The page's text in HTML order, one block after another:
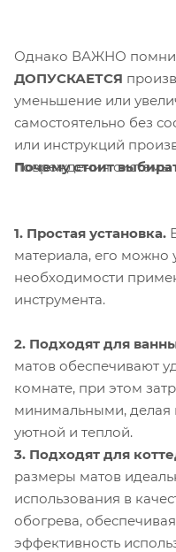
Однако ВАЖНО
ДОПУСКАЕТСЯ
уменьшение или
самостоятельно без
или инструкций
повреждения системы
Почему стоит
1. Простая установка.
материала, его можно
необходимости
инструмента.
2. Подходят для
матов обеспечивают
комнате, при этом
минимальными, делая
уютной и теплой.
3. Подходят для
размеры матов
использования в
обогрева,
эффективность